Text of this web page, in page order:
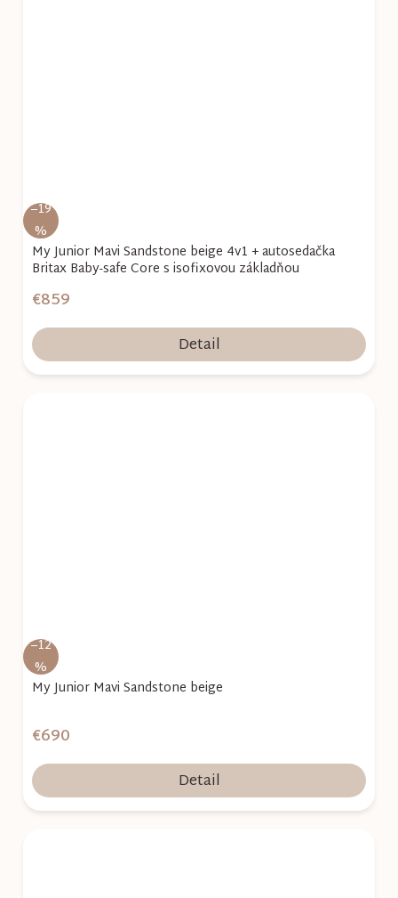
–19
%
My Junior Mavi Sandstone beige 4v1 + autosedačka
Britax Baby-safe Core s isofixovou základňou
€859
Detail
–12
%
My Junior Mavi Sandstone beige
€690
Detail